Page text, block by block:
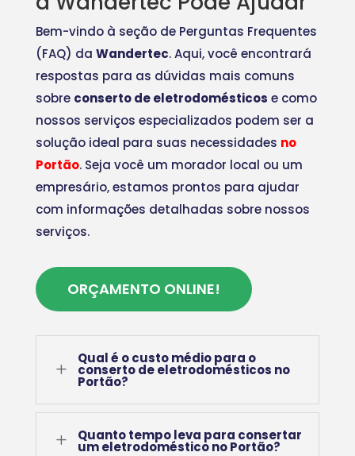
Bem-vindo à seção de Perguntas Frequentes
(FAQ) da Wandertec. Aqui, você encontrará
respostas para as dúvidas mais comuns
sobre conserto de eletrodomésticos e como
nossos serviços especializados podem ser a
solução ideal para suas necessidades no
Portão. Seja você um morador local ou um
empresário, estamos prontos para ajudar
com informações detalhadas sobre nossos
serviços.
ORÇAMENTO ONLINE!
L
Qual é o custo médio para o
conserto de eletrodomésticos no
Portão?
L Quanto tempo leva para consertar
um eletrodoméstico no Portão?